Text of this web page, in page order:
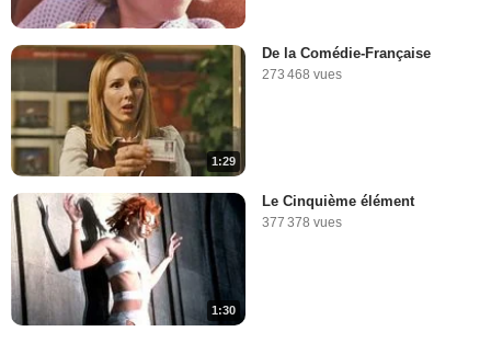
1:29
De la Comédie-Française
273 468 vues
1:30
Le Cinquième élément
377 378 vues